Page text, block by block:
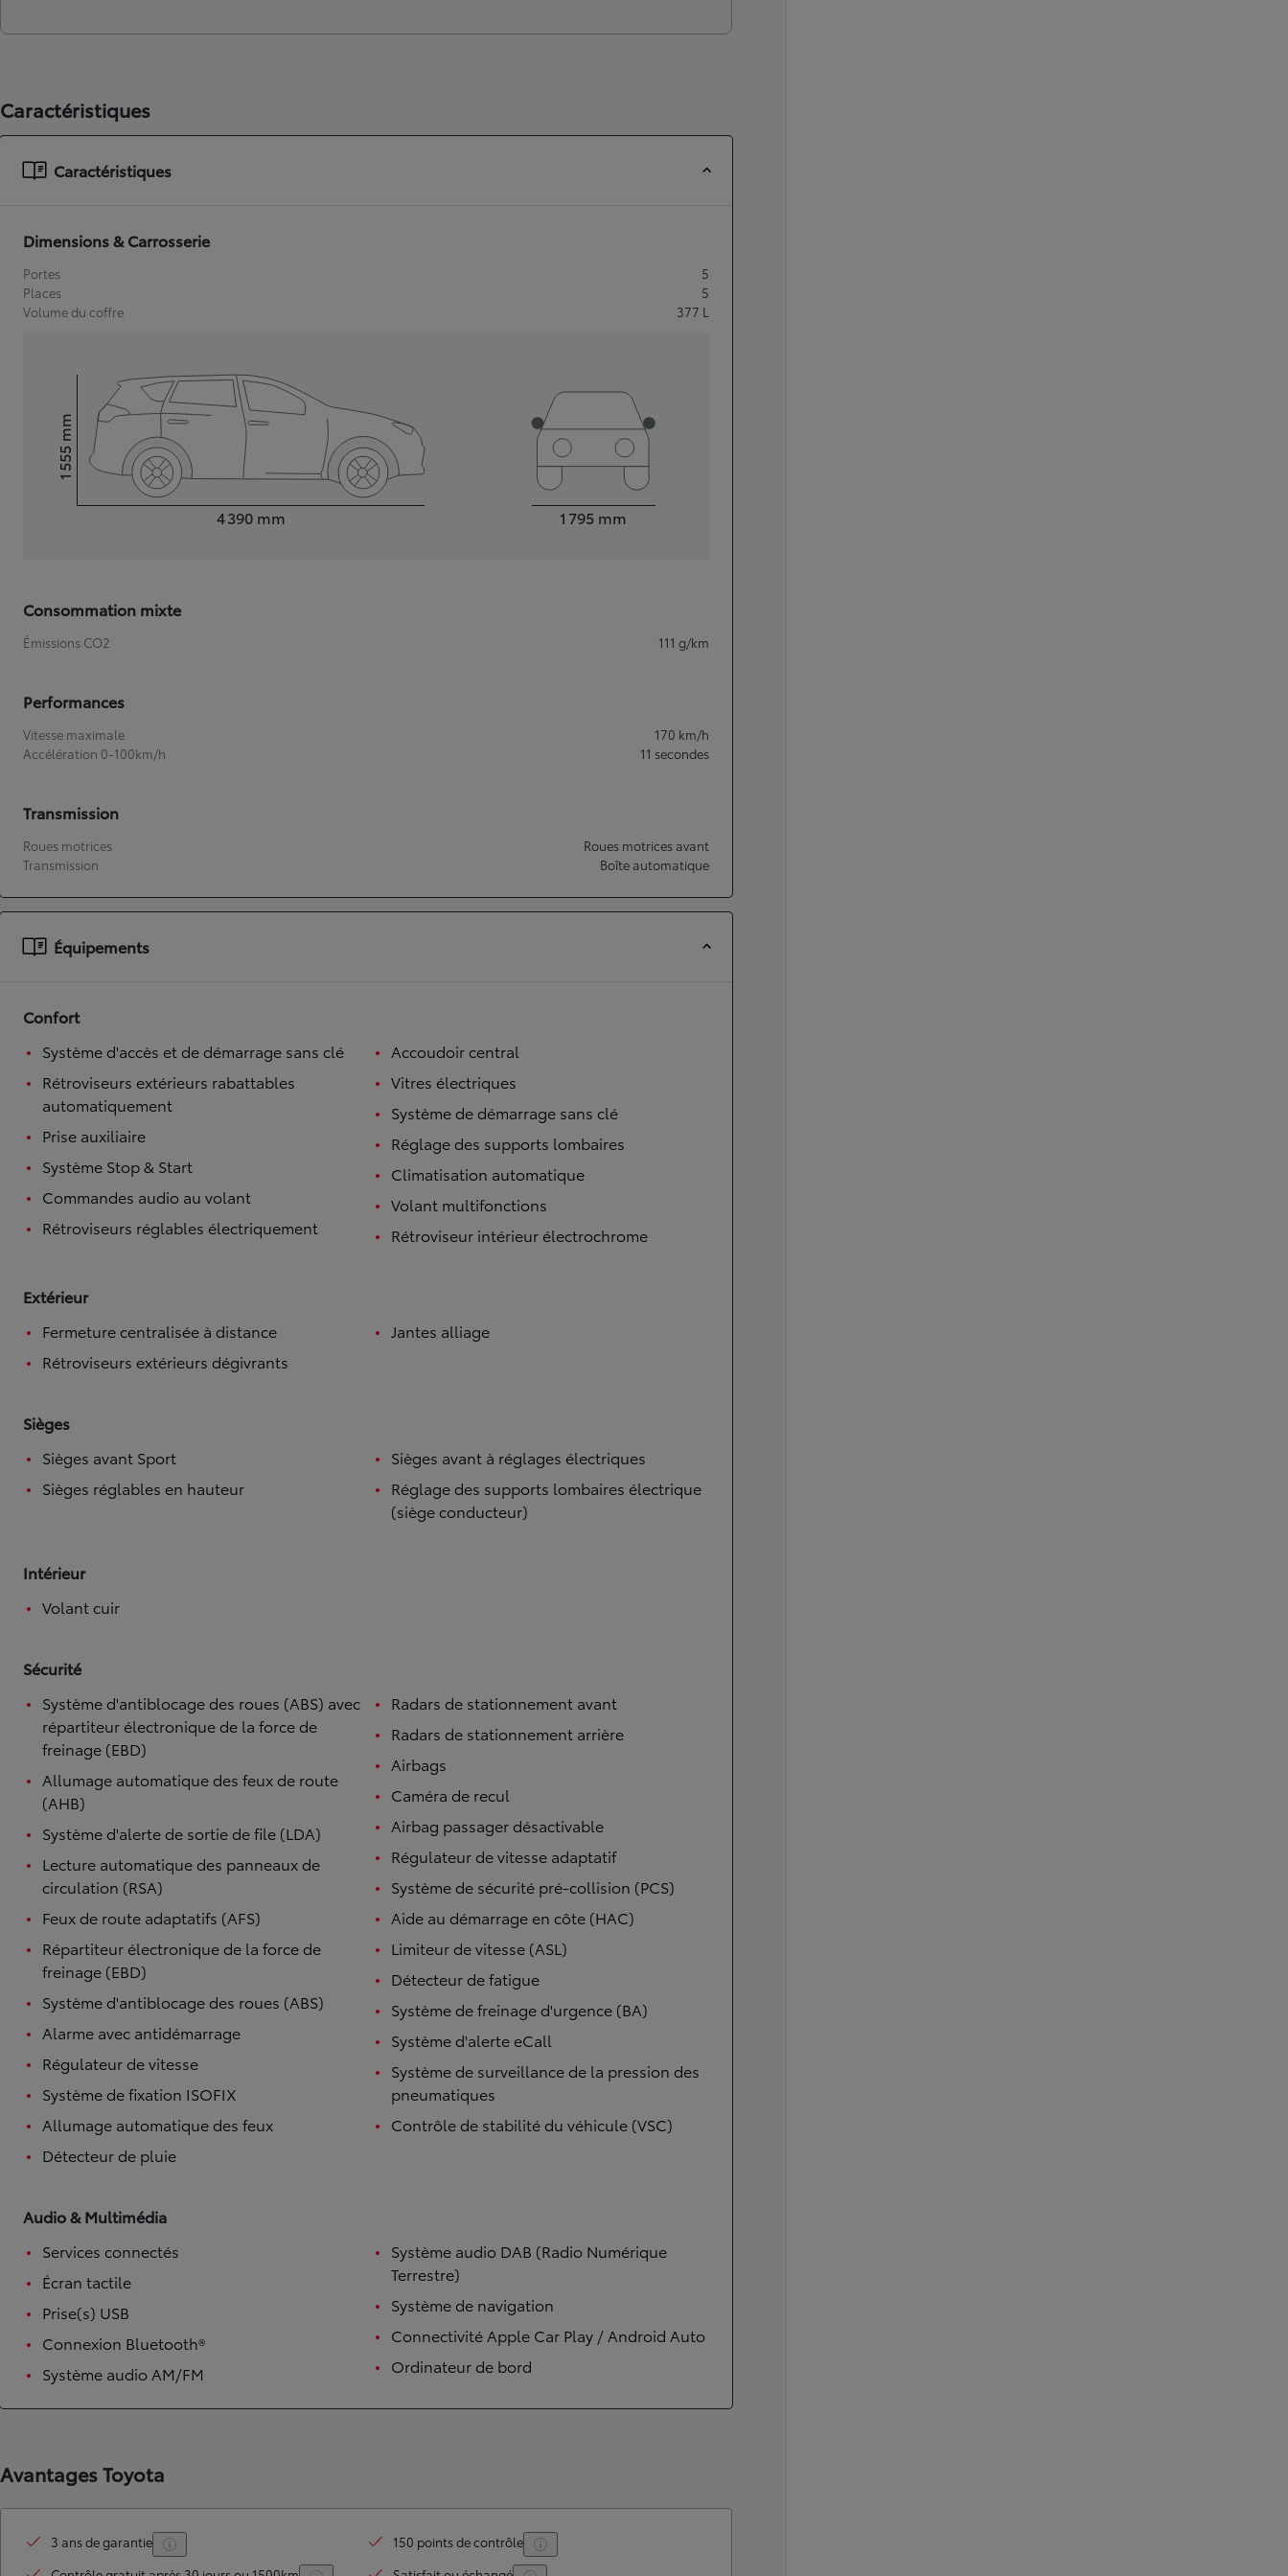
Nouvelle Yaris Cross
Disponible prochainement
TOYOTA C-HR
Disponible rapidement
Caractéristiques
Caractéristiques
Dimensions & Carrosserie
Portes
5
Places
5
Volume du coffre
377 L
4 390 mm
Hauteur1 555
mm
1 795 mm
Consommation mixte
Émissions CO2 111 g/km
Performances
Vitesse maximale 170 km/h
Accélération 0-100km/h
11 secondes
Transmission
Roues motrices
Roues motrices avant
Transmission
Boîte automatique
Équipements
Confort
Système d'accès et de démarrage sans clé
Rétroviseurs extérieurs rabattables
automatiquement
Prise auxiliaire
Système Stop & Start
Commandes audio au volant
Rétroviseurs réglables électriquement
Accoudoir central
Vitres électriques
Système de démarrage sans clé
Réglage des supports lombaires
Climatisation automatique
Volant multifonctions
Rétroviseur intérieur électrochrome
Extérieur
Fermeture centralisée à distance
Rétroviseurs extérieurs dégivrants
Jantes alliage
Sièges
Sièges avant Sport
Sièges réglables en hauteur
Sièges avant à réglages électriques
Réglage des supports lombaires électrique
(siège conducteur)
Intérieur
Volant cuir
Sécurité
Système d'antiblocage des roues (ABS) avec
répartiteur électronique de la force de
freinage (EBD)
Allumage automatique des feux de route
(AHB)
Système d'alerte de sortie de file (LDA)
Lecture automatique des panneaux de
circulation (RSA)
Feux de route adaptatifs (AFS)
Répartiteur électronique de la force de
freinage (EBD)
Système d'antiblocage des roues (ABS)
Alarme avec antidémarrage
Régulateur de vitesse
Système de fixation ISOFIX
Allumage automatique des feux
Détecteur de pluie
Radars de stationnement avant
Radars de stationnement arrière
Airbags
Caméra de recul
Airbag passager désactivable
Régulateur de vitesse adaptatif
Système de sécurité pré-collision (PCS)
Aide au démarrage en côte (HAC)
Limiteur de vitesse (ASL)
Détecteur de fatigue
Système de freinage d'urgence (BA)
Système d'alerte eCall
Système de surveillance de la pression des
pneumatiques
Contrôle de stabilité du véhicule (VSC)
Audio & Multimédia
Services connectés
Écran tactile
Prise(s) USB
Connexion Bluetooth®
Système audio AM/FM
Système audio DAB (Radio Numérique
Terrestre)
Système de navigation
Connectivité Apple Car Play / Android Auto
Ordinateur de bord
Avantages Toyota
3 ans de garantie
150 points de contrôle